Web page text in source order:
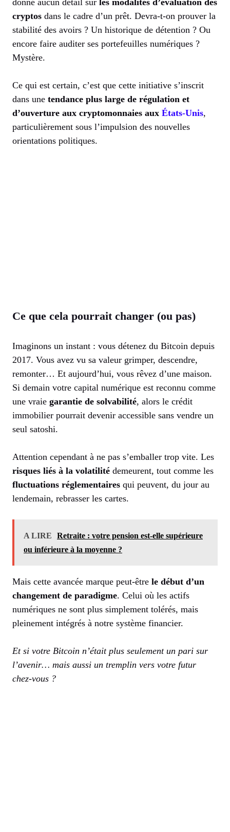
donné aucun détail sur les modalités d’évaluation des
cryptos dans le cadre d’un prêt. Devra-t-on prouver la
stabilité des avoirs ? Un historique de détention ? Ou
encore faire auditer ses portefeuilles numériques ?
Mystère.
Ce qui est certain, c’est que cette initiative s’inscrit
dans une tendance plus large de régulation et
d’ouverture aux cryptomonnaies aux États-Unis,
particulièrement sous l’impulsion des nouvelles
orientations politiques.
Ce que cela pourrait changer (ou pas)
Imaginons un instant : vous détenez du Bitcoin depuis
2017. Vous avez vu sa valeur grimper, descendre,
remonter… Et aujourd’hui, vous rêvez d’une maison.
Si demain votre capital numérique est reconnu comme
une vraie garantie de solvabilité, alors le crédit
immobilier pourrait devenir accessible sans vendre un
seul satoshi.
Attention cependant à ne pas s’emballer trop vite. Les
risques liés à la volatilité demeurent, tout comme les
fluctuations réglementaires qui peuvent, du jour au
lendemain, rebrasser les cartes.
A LIRE
Retraite : votre pension est-elle supérieure
ou inférieure à la moyenne ?
Mais cette avancée marque peut-être le début d’un
changement de paradigme. Celui où les actifs
numériques ne sont plus simplement tolérés, mais
pleinement intégrés à notre système financier.
Et si votre Bitcoin n’était plus seulement un pari sur
l’avenir… mais aussi un tremplin vers votre futur
chez-vous ?